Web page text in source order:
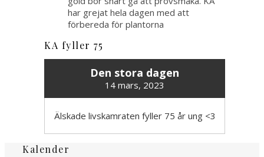
har grejat hela dagen med att
förbereda för plantorna
KA fyller 75
Den stora dagen
14 mars, 2023
Älskade livskamraten fyller 75 år ung <3
Kalender